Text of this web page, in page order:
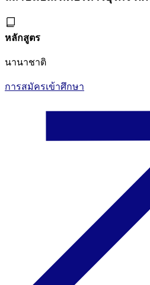
หลักสูตร
นานาชาติ
การสมัครเข้าศึกษา